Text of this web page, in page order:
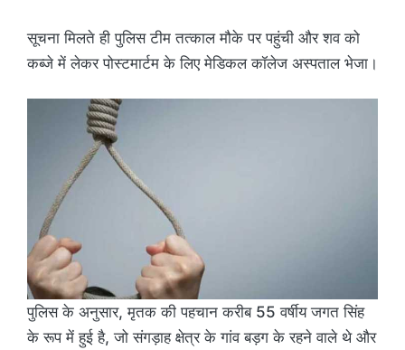
सूचना मिलते ही पुलिस टीम तत्काल मौके पर पहुंची और शव को
कब्जे में लेकर पोस्टमार्टम के लिए मेडिकल कॉलेज अस्पताल भेजा।
पुलिस के अनुसार, मृतक की पहचान करीब 55 वर्षीय जगत सिंह
के रूप में हुई है, जो संगड़ाह क्षेत्र के गांव बड़ग के रहने वाले थे और